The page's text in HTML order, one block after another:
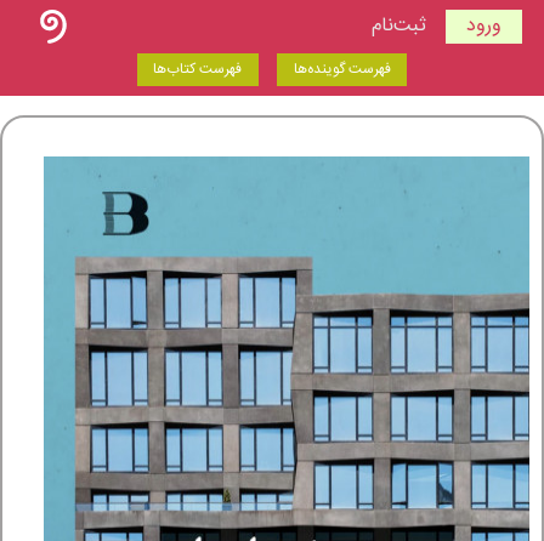
ورود ثبت‌نام
فهرست گوینده‌ها فهرست کتاب‌ها